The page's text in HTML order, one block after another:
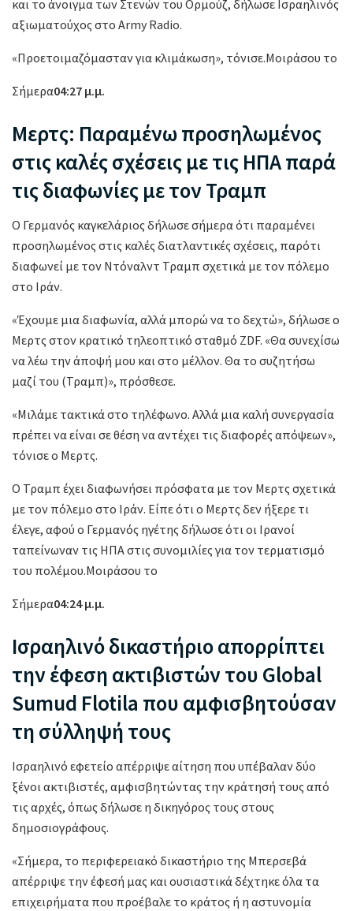
και το άνοιγμα των Στενών του Ορμούζ, δήλωσε Ισραηλινός
αξιωματούχος στο Army Radio.
«Προετοιμαζόμασταν για κλιμάκωση», τόνισε.Μοιράσου το
Σήμερα04:27 μ.μ.
Μερτς: Παραμένω προσηλωμένος
στις καλές σχέσεις με τις ΗΠΑ παρά
τις διαφωνίες με τον Τραμπ
Ο Γερμανός καγκελάριος δήλωσε σήμερα ότι παραμένει
προσηλωμένος στις καλές διατλαντικές σχέσεις, παρότι
διαφωνεί με τον Ντόναλντ Τραμπ σχετικά με τον πόλεμο
στο Ιράν.
«Έχουμε μια διαφωνία, αλλά μπορώ να το δεχτώ», δήλωσε ο
Μερτς στον κρατικό τηλεοπτικό σταθμό ZDF. «Θα συνεχίσω
να λέω την άποψή μου και στο μέλλον. Θα το συζητήσω
μαζί του (Τραμπ)», πρόσθεσε.
«Μιλάμε τακτικά στο τηλέφωνο. Αλλά μια καλή συνεργασία
πρέπει να είναι σε θέση να αντέχει τις διαφορές απόψεων»,
τόνισε ο Μερτς.
Ο Τραμπ έχει διαφωνήσει πρόσφατα με τον Μερτς σχετικά
με τον πόλεμο στο Ιράν. Είπε ότι ο Μερτς δεν ήξερε τι
έλεγε, αφού ο Γερμανός ηγέτης δήλωσε ότι οι Ιρανοί
ταπείνωναν τις ΗΠΑ στις συνομιλίες για τον τερματισμό
του πολέμου.Μοιράσου το
Σήμερα04:24 μ.μ.
Ισραηλινό δικαστήριο απορρίπτει
την έφεση ακτιβιστών του Global
Sumud Flotila που αμφισβητούσαν
τη σύλληψή τους
Ισραηλινό εφετείο απέρριψε αίτηση που υπέβαλαν δύο
ξένοι ακτιβιστές, αμφισβητώντας την κράτησή τους από
τις αρχές, όπως δήλωσε η δικηγόρος τους στους
δημοσιογράφους.
«Σήμερα, το περιφερειακό δικαστήριο της Μπερσεβά
απέρριψε την έφεσή μας και ουσιαστικά δέχτηκε όλα τα
επιχειρήματα που προέβαλε το κράτος ή η αστυνομία